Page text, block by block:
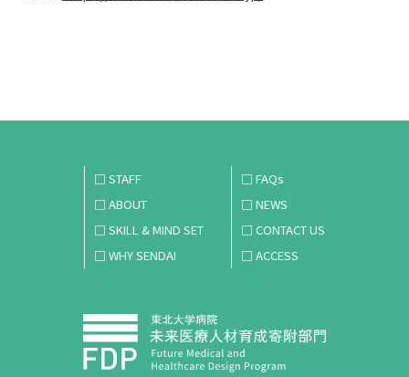
□ STAFF
□ ABOUT
□ SKILL & MIND SET
□ WHY SENDAI
□ FAQs
□ NEWS
□ CONTACT US
□ ACCESS